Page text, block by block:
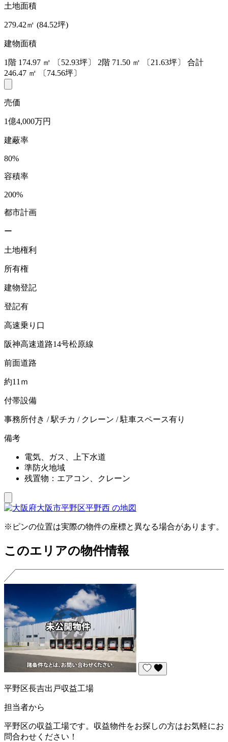
土地面積
279.42㎡ (84.52坪)
建物面積
1階 174.97 ㎡ 〔52.93坪〕 2階 71.50 ㎡ 〔21.63坪〕
合計
246.47 ㎡ 〔74.56坪〕
売価
1億4,000万円
建蔽率
80%
容積率
200%
都市計画
ー
土地権利
所有権
建物登記
登記有
高速乗り口
阪神高速道路14号松原線
前面道路
約11ｍ
付帯設備
事務所付き / 駅チカ / クレーン / 駐車スペース有り
備考
電気、ガス、上下水道
準防火地域
残置物：エアコン、クレーン
※ピンの位置は実際の物件の座標と異なる場合があります。
このエリアの物件情報
平野区長吉出戸収益工場
担当者から
平野区の収益工場です。収益物件をお探しの方はお気軽にお
問合わせください！